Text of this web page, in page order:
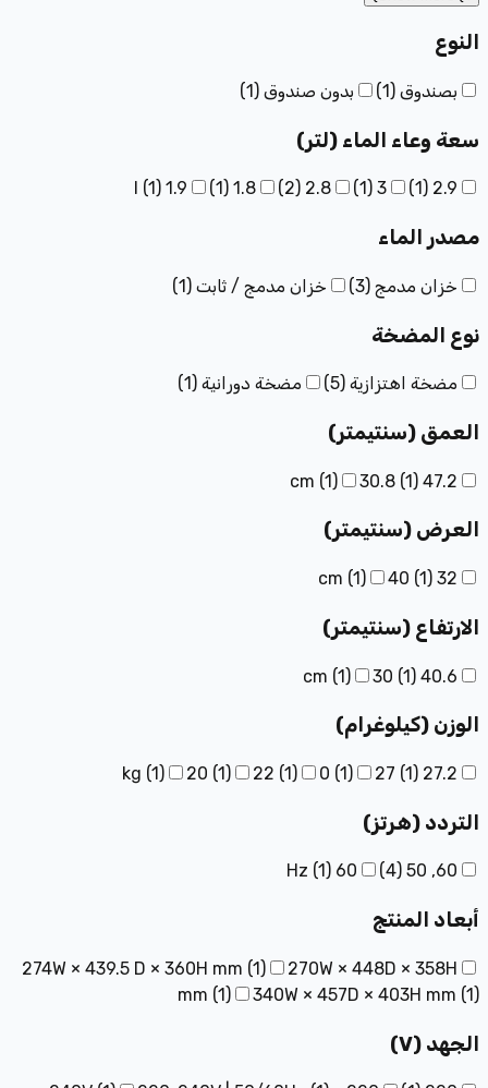
النوع
بصندوق (
1
) بدون صندوق (
1
)
سعة وعاء الماء (لتر)
2.9
(
1
)
3
(
1
)
2.8
(
2
)
1.8
(
1
)
1.9 l
(1 )
مصدر الماء
خزان مدمج (
3
) خزان مدمج / ثابت (
1
)
نوع المضخة
مضخة اهتزازية (
5
) مضخة دورانية (
1
)
العمق (سنتيمتر)
47.2 cm
(1) 30.8 (1)
العرض (سنتيمتر)
32 cm
(1 ) 40 (1 )
الارتفاع (سنتيمتر)
40.6 cm
(1) 30 (1)
الوزن (كيلوغرام)
27.2 kg
(1) 20 (1) 22 (1) 0 (1) 27 (1)
التردد (هرتز)
60, 50
(
4
)
60 Hz
(1 )
أبعاد المنتج
274W × 439.5 D × 360H mm (1)
270W × 448D × 358H
mm (1) 340W × 457D × 403H mm (1)
الجهد (V)